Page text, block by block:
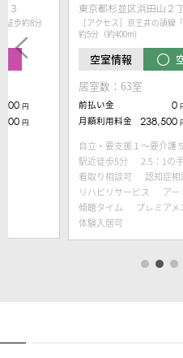
３
徒歩約8分
円
円
東京都杉並区浜田山２
［アクセス］京王井の頭線
約5分（約400m)
空室情報
居室数：63室
前払い金 0
月額利用料金 238,500
自立・要支援１～要介護５
駅近徒歩5分
2.5：1の
看取り相談可
認知症相
リハビリサービス
ア
傾聴タイム
プレミアメ
体験入居可